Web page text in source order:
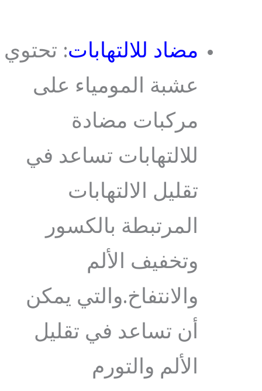
مضاد للالتهابات: تحتوي
عشبة المومياء على
مركبات مضادة
للالتهابات تساعد في
تقليل الالتهابات
المرتبطة بالكسور
وتخفيف الألم
والانتفاخ.والتي يمكن
أن تساعد في تقليل
الألم والتورم